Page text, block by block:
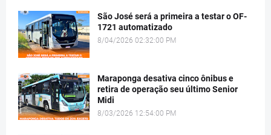
São José será a primeira a testar o OF-
1721 automatizado
8/04/2026 02:32:00 PM
Maraponga desativa cinco ônibus e
retira de operação seu último Senior
Midi
8/03/2026 12:54:00 PM